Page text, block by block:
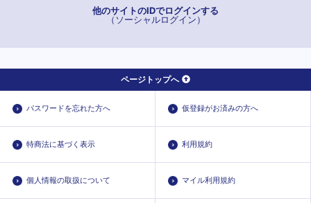
他のサイトのIDでログインする
（ソーシャルログイン）
ページトップへ
パスワードを忘れた方へ 仮登録がお済みの方へ
特商法に基づく表示 利用規約
個人情報の取扱について マイル利用規約